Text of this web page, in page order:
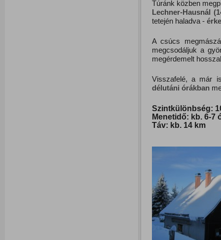
Túránk közben
Lechner-Hausnál
tetején haladva -
A csúcs
megcsodáljuk a
megérdemelt
Visszafelé, a már
délutáni órákban
Szintkülönbség:
Menetidő: kb. 6-7
Táv: kb. 14 km